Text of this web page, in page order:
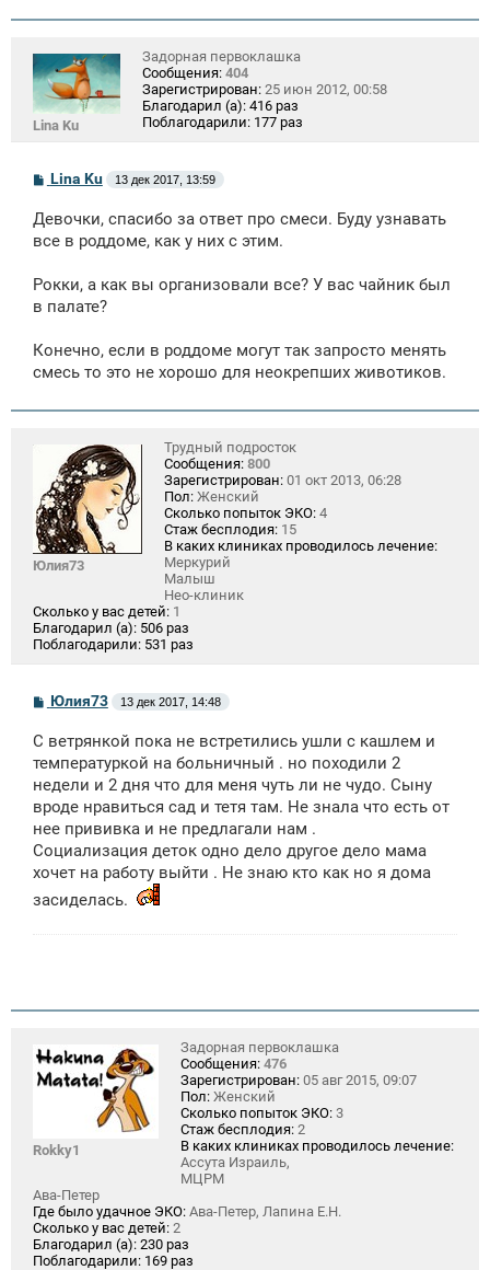
Lina Ku
Задорная первоклашка
Сообщения: 404
Зарегистрирован: 25 июн 2012, 00:58
Благодарил (а): 416 раз
Поблагодарили: 177 раз
С
б
щ
и
Lina Ku 13 дек 2017, 13:59
Девочки, спасибо за ответ про смеси. Буду узнавать
все в роддоме, как у них с этим.
Рокки, а как вы организовали все? У вас чайник был
в палате?
Конечно, если в роддоме могут так запросто менять
смесь то это не хорошо для неокрепших животиков.
Юлия73
Трудный подросток
Сообщения: 800
Зарегистрирован: 01 окт 2013, 06:28
Пол: Женский
Сколько попыток ЭКО: 4
Стаж бесплодия: 15
В каких клиниках проводилось лечение:
Меркурий
Малыш
Нео-клиник
Сколько у вас детей: 1
Благодарил (а): 506 раз
Поблагодарили: 531 раз
С
б
щ
н
и
Юлия73 13 дек 2017, 14:48
С ветрянкой пока не встретились ушли с кашлем и
температуркой на больничный . но походили 2
недели и 2 дня что для меня чуть ли не чудо. Сыну
вроде нравиться сад и тетя там. Не знала что есть от
нее прививка и не предлагали нам .
Социализация деток одно дело другое дело мама
хочет на работу выйти . Не знаю кто как но я дома
засиделась.
Rokky1
Задорная первоклашка
Сообщения: 476
Зарегистрирован: 05 авг 2015, 09:07
Пол: Женский
Сколько попыток ЭКО: 3
Стаж бесплодия: 2
В каких клиниках проводилось лечение:
Ассута Израиль,
МЦРМ
Ава-Петер
Где было удачное ЭКО: Ава-Петер, Лапина Е.Н.
Сколько у вас детей: 2
Благодарил (а): 230 раз
Поблагодарили: 169 раз